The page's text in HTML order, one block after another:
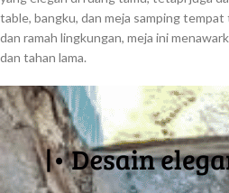
table, bangku, dan meja samping
dan ramah lingkungan, meja ini
dan tahan lama.